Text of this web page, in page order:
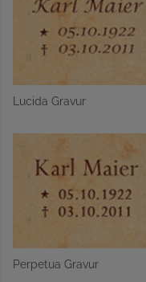
Lucida Gravur
Perpetua Gravur